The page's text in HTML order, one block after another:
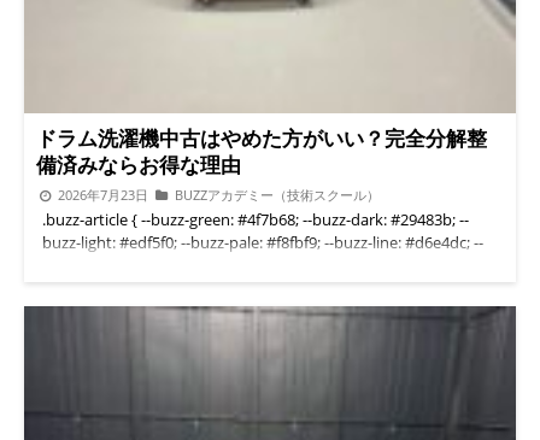
ドラム洗濯機中古はやめた方がいい？完全分解整
備済みならお得な理由
2026年7月23日 BUZZアカデミー（技術スクール）
.buzz-article { --buzz-green: #4f7b68; --buzz-dark: #29483b; --buzz-light: #edf5f0; --buzz-pale: #f8fbf9; --buzz-line: #d6e4dc; --buzz-orange: #e98235; --buzz-text: #303a35; max-width: 860px; margin: 0 auto; color: var(--buzz-text); font-size: 16px; line-height: 1.85; font-family: -apple-system, BlinkMacSystemFont, "Helvetica Neue", "Yu Gothic", "Hiragino Kaku Gothic ProN", Meiryo, sans-serif; } .buzz-article * { box-sizing: border-box; } .buzz-article h1 { margin: 0 0 26px; color: var(--buzz-dark); font-size: clamp(26px, 5vw, 38px); line-height: 1.45; letter-spacing: 0.02em; } .buzz-article h2 { margin: 56px 0 24px; padding: 17px 20px; border-left: 6px solid var(--buzz-green); background: linear-gradient(90deg, var(--buzz-light), #ffffff); color: var(--buzz-dark); font-size: clamp(22px, 4vw, 28px); line-height: 1.5; letter-spacing: 0.04em; } .buzz-article h3 { margin: 34px 0 16px; padding: 4px 0 4px 14px; border-left: 3px solid #83a895; color: var(--buzz-dark); font-size: 20px; line-height: 1.55; } .buzz-article p { margin: 0 0 20px; } .buzz-article ul, .buzz-article ol { margin: 0 0 24px; padding-left: 1.5em; } .buzz-article li { margin-bottom: 9px; } .buzz-article a { word-break: break-word; } .buzz-lead { margin-bottom: 30px; padding: 24px; border: 1px solid var(--buzz-line); border-radius: 10px; background: var(--buzz-pale); font-size: 17px; } .buzz-answer { margin: 26px 0; padding: 22px 24px; border-top: 2px solid var(--buzz-green); border-bottom: 2px solid var(--buzz-green); background: #ffffff; } .buzz-answer strong { color: var(--buzz-dark); } .buzz-point { margin: 28px 0; padding: 24px; border: 1px solid var(--buzz-line); border-radius: 10px; background: var(--buzz-light); } .buzz-point-title { display: block; margin-bottom: 10px; color: var(--buzz-dark); font-size: 18px; } .buzz-note { margin: 28px 0; padding: 22px 24px; border-left: 4px solid #c8955a; background: #fffaf4; } .buzz-toc { margin: 34px 0 42px; padding: 26px; border: 1px solid var(--buzz-line); border-radius: 10px; background: #ffffff; } .buzz-toc-title { display: block; margin-bottom: 14px; color: var(--buzz-dark); font-size: 20px; } .buzz-toc ol { margin-bottom: 0; } .buzz-toc a { color: var(--buzz-dark); text-decoration: none; } .buzz-toc a:hover { text-decoration: underline; } .buzz-image { margin: 34px 0; } .buzz-image img { display: block; width: 100%; height: auto; border-radius: 10px; } .buzz-image figcaption { margin-top: 10px; color: #66736c; font-size: 13px; line-height: 1.6; text-align: center; } .buzz-cta { margin: 42px 0; padding: 30px 24px; border: 1px solid var(--buzz-line); border-radius: 12px; background: linear-gradient(135deg, #f5faf7, #ffffff); text-align: center; } .buzz-cta h3 { margin: 0 0 14px; padding: 0; border: 0; font-size: 23px; } .buzz-cta p { margin-bottom: 20px; } .buzz-buttons { display: flex; flex-wrap: wrap; justify-content: center; gap: 12px; } .buzz-button { display: inline-flex; min-width: 210px; min-height: 50px; align-items: center; justify-content: center; padding: 13px 22px; border-radius: 7px; color: #ffffff !important; font-weight: 700; line-height: 1.4; text-decoration: none !important; transition: opacity 0.2s ease, transform 0.2s ease; } .buzz-button:hover { opacity: 0.88; transform: translateY(-1px); } .buzz-button-line { background: #21a447; } .buzz-button-orange { background: var(--buzz-orange); } .buzz-button-green { background: var(--buzz-green); } .buzz-button-dark { background: var(--buzz-dark); } .buzz-table-wrap { margin: 28px 0; overflow-x: auto; } .buzz-table { width: 100%; border-collapse: collapse; background: #ffffff; } .buzz-table th, .buzz-table td { padding: 15px; border: 1px solid var(--buzz-line); vertical-align: top; text-align: left; } .buzz-table th { background: var(--buzz-light); color: var(--buzz-dark); } .buzz-faq { margin: 24px 0; border: 1px solid var(--buzz-line); border-radius: 10px; overflow: hidden; } .buzz-faq-question { margin: 0; padding: 18px 20px; background: var(--buzz-light); color: var(--buzz-dark); font-weight: 700; } .buzz-faq-answer { padding: 20px; background: #ffffff; } .buzz-faq-answer p:last-child { margin-bottom: 0; } .buzz-divider { margin: 48px 0; border: 0; border-top: 1px solid var(--buzz-line); } .buzz-small { color: #66736c; font-size: 13px; } @media (max-width: 600px) { .buzz-article { font-size: 16px; line-height: 1.8; } .buzz-article h2 { margin-top: 44px; padding: 15px 16px; } .buzz-lead, .buzz-point, .buzz-note, .buzz-toc, .buzz-cta { padding: 20px 17px; } .buzz-button { width: 100%; min-width: 0; } .buzz-table th, .buzz-table td { min-width: 140px; padding: 12px; font-size: 14px; } } ドラム洗濯機中古はやめた方がいい？完全分解整備済みなら新品よりお得な理由 結論からお伝えすると、中古のドラム洗濯機を一律に「やめた方がいい」と考える必要はありません。 内部まで完全分解し、汚れやホコリを取り除いたうえで、動作確認や部品点検まで行われた ドラム洗濯機中古整備済みの商品なら、新品より大幅に費用を抑えながら、安心して使える可能性があります。 ただし、外側だけを掃除した商品や、整備内容が分からない中古品は慎重に選ぶ必要があります。 中古ドラム洗濯機選びで一番重要なのは、年式や価格だけではなく「どこまで分解し、何を点検したか」です。 見た目がきれいでも、内部にホコリやカビ、洗剤汚れが残っている場合があります。 購入前に、完全分解洗浄の有無、乾燥経路の清掃、排水部分の点検、運転テストの内容を確認しましょう。 目次 ドラム洗濯機中古は本当にやめた方がいい？ 中古品で失敗しやすい3つの理由 完全分解した中古整備品なら問題が少ない理由 新品と中古整備品の費用を比較 購入前に確認したいポイント 故障したときは買い替えと修理のどちらがよいか 持ち込み分解整備洗浄にも対応 便利屋BUZZの中古買取・整備・販売 よくある質問 ドラム洗濯機中古は本当にやめた方がいい？ 「ドラム洗濯機中古はやめた方がいい」と言われる主な理由は、内部の状態が見えにくいからです。 洗濯槽の表面や外装がきれいでも、乾燥経路、ファン、ダクト、排水部分などにホコリや汚れが残っていることがあります。 反対に、内部まで完全に分解し、清掃・点検・試運転が行われている 中古整備品であれば、一般的な現状販売の中古品とは状態が異なります。 中古だから問題なのではなく、整備内容が不透明な商品を選ぶことが問題なのです。 最初に確認するべきポイント 外装清掃だけではなく、内部を分解しているか 乾燥経路に詰まったホコリを除去しているか 排水、給水、脱水、乾燥まで試運転しているか 異音や水漏れの確認をしているか 整備内容を写真や説明で公開しているか 中古ドラム洗濯機は、見た目だけでなく内部の整備状態を確認することが大切です。 中古品で失敗しやすい3つの理由 内部の清掃状態が分かりにくい ドラム洗濯機は構造が複雑で、扉を開けただけでは内部の状態を確認できません。 とくに乾燥機能を使っていた機種では、乾燥経路やファン周辺に細かなホコリが蓄積することがあります。 「ドラム洗濯機 埃」「ドラム洗濯機 乾かない」「洗濯機 乾燥できない 掃除」などで検索する方が多いのも、 外から掃除できる範囲だけでは改善しにくい症状があるためです。 販売前の動作確認が不十分な場合がある リサイクルショップや個人売買では、短時間の通電確認だけで販売されることもあります。 電源が入るだけでは、給水、洗濯、排水、脱水、乾燥が正常かどうかまでは判断できません。 中古ドラム洗濯機を購入するときは、実際に一連の運転を行い、エラー、水漏れ、異音などを確認した商品を選ぶことが重要です。 安さだけで選ぶと修理費が重なる 極端に安い商品は魅力的ですが、購入後すぐに不具合が出ると、運搬費や修理費が追加でかかります。 「ドラム洗濯機壊れた」となってから買い直すと、結果的に新品に近い金額になることもあります。 中古品は販売価格だけで比較せず、整備内容、保証、設置費、配送費、故障時の相談先まで含めて判断しましょう。 整備済み中古ドラム洗濯機を確認する 在庫状況や機種、年式、設置条件について、購入前に確認できます。 中古ドラム洗濯機販売ページとオンラインショップをご覧ください。 中古販売ページを見る オンラインショップを見る 完全分解した中古整備品なら問題が少ない理由 完全分解整備の利点は、普段の掃除では手が届かない部分まで直接確認できることです。 洗濯槽周辺だけでなく、乾燥経路、ファン、排水部分、各種ホースなどを確認し、蓄積したホコリや洗剤汚れを除去します。 ドラム洗濯機のカビ、ニオイ、乾燥不良の原因は一つとは限りません。 乾燥経路のホコリ詰まり、排水部分の汚れ、洗剤の入れすぎ、部品の劣化など、複数の原因が重なっている場合もあります。 そのため、単純な外側の清掃だけではなく、分解後に各部分を確認し、組み立て後に実際の運転テストまで行うことが大切です。 「ドラム式洗濯機 分解 業者」や「ドラム式 埃 詰まり 修理」を探している方も、 料金だけではなく、作業範囲と試運転内容を確認してください。 便利屋BUZZが重視する整備工程 入庫時の状態確認 外装と内部部品の取り外し 乾燥経路やホコリ詰まりの確認 洗浄可能な部品の洗浄 排水、給水、ホース類の確認 再組み立て 洗濯、脱水、排水、乾燥の動作確認 新品と中古整備品の費用を比較 新品のドラム洗濯機は、機種によって20万円から25万円ほどになることがあります。 高性能で保証も長い一方、購入時の負担は小さくありません。 例えば、20万円の新品を購入し、数年間の使用中に分解クリーニングを2回依頼して合計約6万円かかった場合、 本体代とクリーニング費用の合計は約26万円です。 一方、4〜5年落ちのドラム洗濯機中古整備済みが6〜7万円前後で購入できる場合、 新品より大幅に初期費用を抑えられます。 もちろん機種、容量、年式、整備内容によって価格は変わりますが、 完全分解整備済みの商品なら費用対効果の高い選択肢になります。 比較項目 新品 中古整備品 本体価格の目安 約20万〜25万円 約6万〜7万円前後の例 初期費用 高め 抑えやすい 内部の状態 新品 整備内容によって差がある 選ぶ際の注意点 設置寸法や機能 分解整備、試運転、保証の確認 ※価格は一例です。メーカー、機種、容量、年式、商品の状態、配送・設置条件によって異なります。 販売価格と作業料金を確認する 本体価格だけでなく、配送、設置、分解整備洗浄なども含めて比較することが大切です。 料金表を見る サービス案内を見る 購入前に確認したいポイント 完全分解と簡易清掃を区別する 「清掃済み」と書かれていても、作業内容は販売店によって異なります。 フィルターや外装だけを清掃した商品と、内部部品を取り外して洗浄した商品を同じものとして考えないようにしましょう。 年式だけで判断しない 年式が新しくても使用頻度が高ければ、内部の汚れや部品の消耗が進んでいる可能性があります。 反対に、少し年式が古くても、使用状況が良く、丁寧に分解整備されていれば選択肢になります。 設置寸法と搬入経路を確認する ドラム洗濯機は本体が大きく、重量もあります。 防水パンの寸法、蛇口の高さ、扉の開く方向、玄関や階段の幅を購入前に確認してください。 商品が置けても、搬入経路を通れないケースがあります。 保証と相談先を確認する 中古ドラム洗濯機は、購入後に相談できる相手がいるかどうかも重要です。 保証期間、保証対象、出張対応の有無、故障時の連絡方法を確認しましょう。 故障したときは買い替えと修理のどちらがよいか ドラム洗濯機が壊れた場合、すぐに新品へ買い替える必要があるとは限りません。 ホコリ詰まりや排水部分の汚れなど、清掃や整備で改善するケースもあれば、 基板、モーター、ヒートポンプなどの部品交換が必要なケースもあります。 修理費が高額になる場合や、複数の部品に劣化が見られる場合は、 ドラム洗濯機中古買い替えを検討した方が、負担を抑えられることがあります。 判断の目安 清掃や軽い整備で直る可能性があるなら、まず点検を検討する 高額部品の交換が必要なら、中古整備品との価格を比較する 古い機種で故障が重なっているなら、買い替えを検討する 設置条件に合う中古在庫があるか確認する 「修理するべきか、買い替えるべきか分からない」という場合は、 機種名、型番、症状、エラー表示、使用年数を伝えると相談がスムーズです。 持ち込み分解整備洗浄にも対応 便利屋BUZZでは、専用ガレージを活用し、 ドラム洗濯機 持ち込み分解整備洗浄の相談にも対応しています。 ご自身でガレージへ持ち込む方法のほか、条件に応じて引き取りについてもご相談いただけます。 「ドラム洗濯機持ち込み修理を相談したい」 「リサイクルショップで購入した洗濯機を点検してほしい」 「家で分解作業をするスペースがない」といった場合にも、専用スペースがあることは大きな利点です。 ドラム洗濯機の引き取りやガレージへの持ち込みについてもご相談いただけます。 出張先の限られた環境で作業するのではなく、工具や作業場所を整えた専用ガレージで確認できるため、 分解、洗浄、組み立て、試運転まで落ち着いて進められます。 持ち込み・引き取りについて相談する 型番、現在の症状、お住まいの市町村、持ち込みまたは引き取り希望をお知らせください。 LINEで相談する